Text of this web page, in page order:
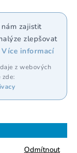
zajistit
zlepšovat
Více informací
z webových
Odmítnout